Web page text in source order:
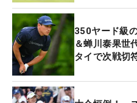
1W：タイトリストTSR3
㌅）
3W：タイトリストTSR3
2U：タイトリストU505（
4I：タイトリストT200（
5I～9I：タイトリスト
350ヤード級
＆蝉川泰果世
タイで次戦切